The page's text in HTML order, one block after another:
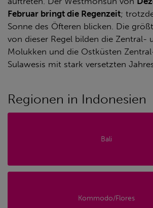
Februar bringt die Regenzeit;
Sonne des Öfteren blicken. Die
von dieser Regel bilden die Zentral-
Molukken und die Ostküsten
Sulawesis mit stark versetzten
Regionen in Indonesien
Bali
Kommodo/Flores